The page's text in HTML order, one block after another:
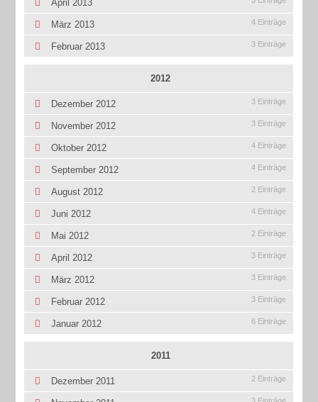
April 2013
März 2013 4 Einträge
Februar 2013 3 Einträge
2012
Dezember 2012 3 Einträge
November 2012 3 Einträge
Oktober 2012 4 Einträge
September 2012 4 Einträge
August 2012 2 Einträge
Juni 2012 4 Einträge
Mai 2012 2 Einträge
April 2012 3 Einträge
März 2012 3 Einträge
Februar 2012 3 Einträge
Januar 2012 6 Einträge
2011
Dezember 2011 2 Einträge